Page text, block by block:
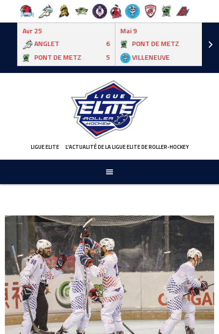
Avr 25
ANGLET
6
PONT DE METZ
5
Mai 9
PONT DE METZ
VILLENEUVE
LIGUE ELITE L'ACTUALITÉ DE LA LIGUE ELITE DE ROLLER-HOCKEY